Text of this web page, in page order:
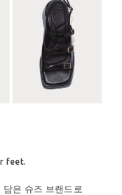
feet.
은 슈즈 브랜드로